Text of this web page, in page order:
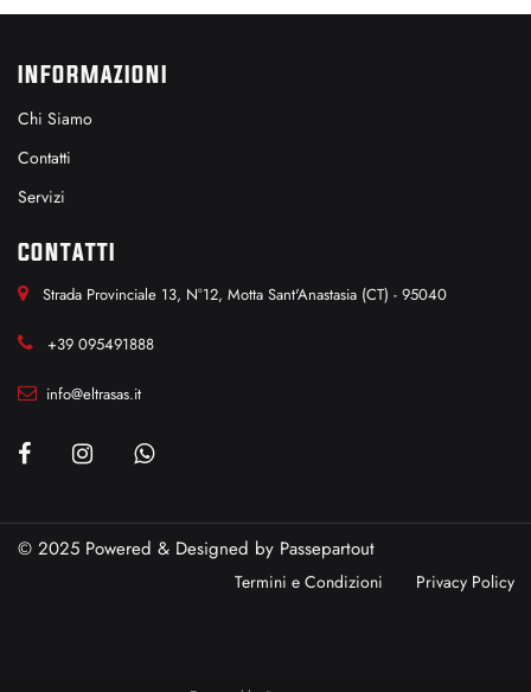
INFORMAZIONI
Chi Siamo
Contatti
Servizi
CONTATTI
Strada Provinciale 13, N°12, Motta Sant'Anastasia (CT) - 95040
+39 095491888
info@eltrasas.it
© 2025 Powered & Designed by Passepartout
Termini e Condizioni Privacy Policy